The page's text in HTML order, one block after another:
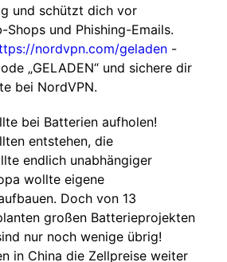
und schützt dich vor
Shops und Phishing-Emails.
nordvpn.com/geladen -
„GELADEN“ und sichere dir
bei NordVPN.
bei Batterien aufholen!
entstehen, die
endlich unabhängiger
wollte eigene
Doch von 13
großen Batterieprojekten
nur noch wenige übrig!
in China die Zellpreise weiter